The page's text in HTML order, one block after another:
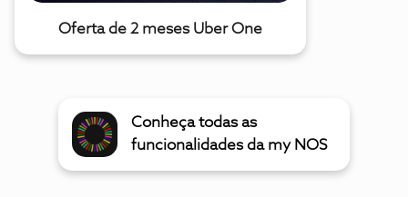
Oferta de 2 meses Uber One
Conheça todas as
funcionalidades da my NOS